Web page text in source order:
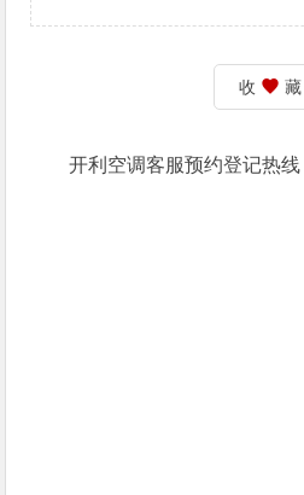
收 藏
开利空调客服预约登记热线